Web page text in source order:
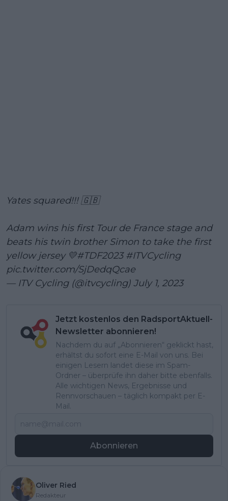
Yates squared!!! 🇬🇧
Adam wins his first Tour de France stage and
beats his twin brother Simon to take the first
yellow jersey 💛#TDF2023 #ITVCycling
pic.twitter.com/SjDedqQcae
— ITV Cycling (@itvcycling) July 1, 2023
Jetzt kostenlos den RadsportAktuell-
Newsletter abonnieren!
Nachdem du auf „Abonnieren“ geklickt hast,
erhältst du sofort eine E-Mail von uns. Bei
einigen Lesern landet diese im Spam-
Ordner – überprüfe ihn daher bitte ebenfalls.
Alle wichtigen News, Ergebnisse und
Rennvorschauen – täglich kompakt per E-
Mail.
Abonnieren
Oliver Ried
Redakteur